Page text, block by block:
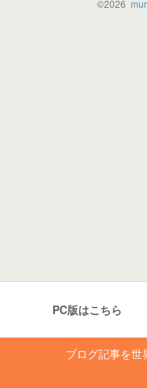
©2026
PC版はこちら
ブログ記事を世